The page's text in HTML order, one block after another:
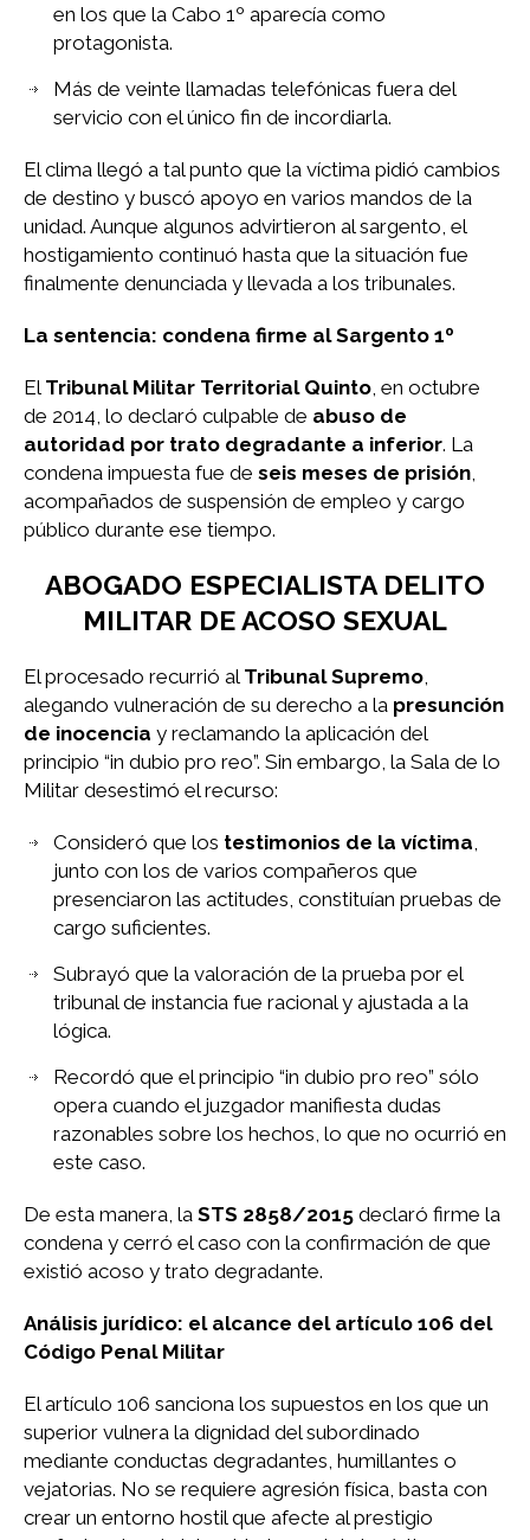
en los que la Cabo 1º aparecía como
protagonista.
Más de veinte llamadas telefónicas fuera del
servicio con el único fin de incordiarla.
El clima llegó a tal punto que la víctima pidió cambios
de destino y buscó apoyo en varios mandos de la
unidad. Aunque algunos advirtieron al sargento, el
hostigamiento continuó hasta que la situación fue
finalmente denunciada y llevada a los tribunales.
La sentencia: condena firme al Sargento 1º
El Tribunal Militar Territorial Quinto , en octubre
de 2014, lo declaró culpable de abuso de
autoridad por trato degradante a inferior. La
condena impuesta fue de seis meses de prisión
acompañados de suspensión de empleo y cargo
público durante ese tiempo.
ABOGADO ESPECIALISTA DELITO
MILITAR DE ACOSO SEXUAL
El procesado recurrió al Tribunal Supremo
alegando vulneración de su derecho a la presunción
de inocencia y reclamando la aplicación del
principio “in dubio pro reo”. Sin embargo, la Sala de lo
Militar desestimó el recurso:
Consideró que los testimonios de la víctima
junto con los de varios compañeros que
presenciaron las actitudes, constituían pruebas de
cargo suficientes.
Subrayó que la valoración de la prueba por el
tribunal de instancia fue racional y ajustada a la
lógica.
Recordó que el principio “in dubio pro reo” sólo
opera cuando el juzgador manifiesta dudas
razonables sobre los hechos, lo que no ocurrió en
este caso.
De esta manera, la STS 2858/2015 declaró firme la
condena y cerró el caso con la confirmación de que
existió acoso y trato degradante.
Análisis jurídico: el alcance del artículo 106 del
Código Penal Militar
El artículo 106 sanciona los supuestos en los que un
superior vulnera la dignidad del subordinado
mediante conductas degradantes, humillantes o
vejatorias. No se requiere agresión física, basta con
crear un entorno hostil que afecte al prestigio